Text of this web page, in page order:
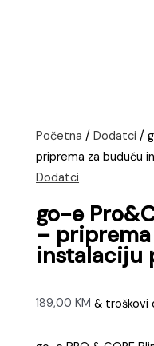
Početna /Dodatci /
priprema za buduću
Dodatci
go-e
–
instalaciju
189,00KM & troškovi